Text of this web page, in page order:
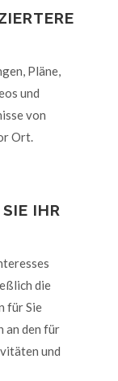
Pläne,
und
von
Ort.
IHR
die
für Sie
an den für
und